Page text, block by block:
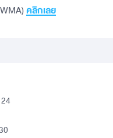
คลิกเลย